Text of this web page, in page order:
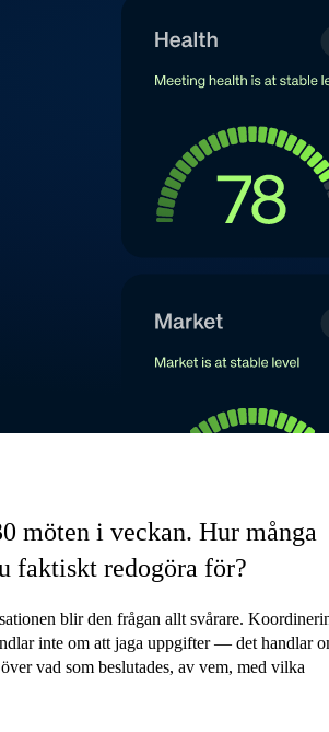
möten i veckan. Hur många
faktiskt redogöra för?
blir den frågan allt svårare.
inte om att jaga uppgifter — det handlar
vad som beslutades, av vem, med vilka